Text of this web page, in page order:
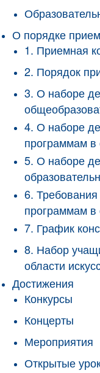
О порядке
1. Приемная
2. Порядок
3. О наборе
4. О наборе
программам в
5. О наборе
6.
программам
7. График
8. Набор
области
Достижения
Конкурсы
Концерты
Мероприятия
Открытые